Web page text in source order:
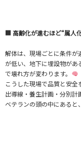
■ 高齢化が進むほど“属人
解体は、現場ごとに条件が
が低い、地下に埋設物が
で壊れ方が変わります。
こうした現場で品質と安
出導線・養生計画・分別計
ベテランの頭の中にあると